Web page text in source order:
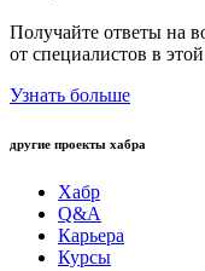
Получайте ответы на
от специалистов в
Узнать больше
другие проекты хабра
Хабр
Q&A
Карьера
Курсы